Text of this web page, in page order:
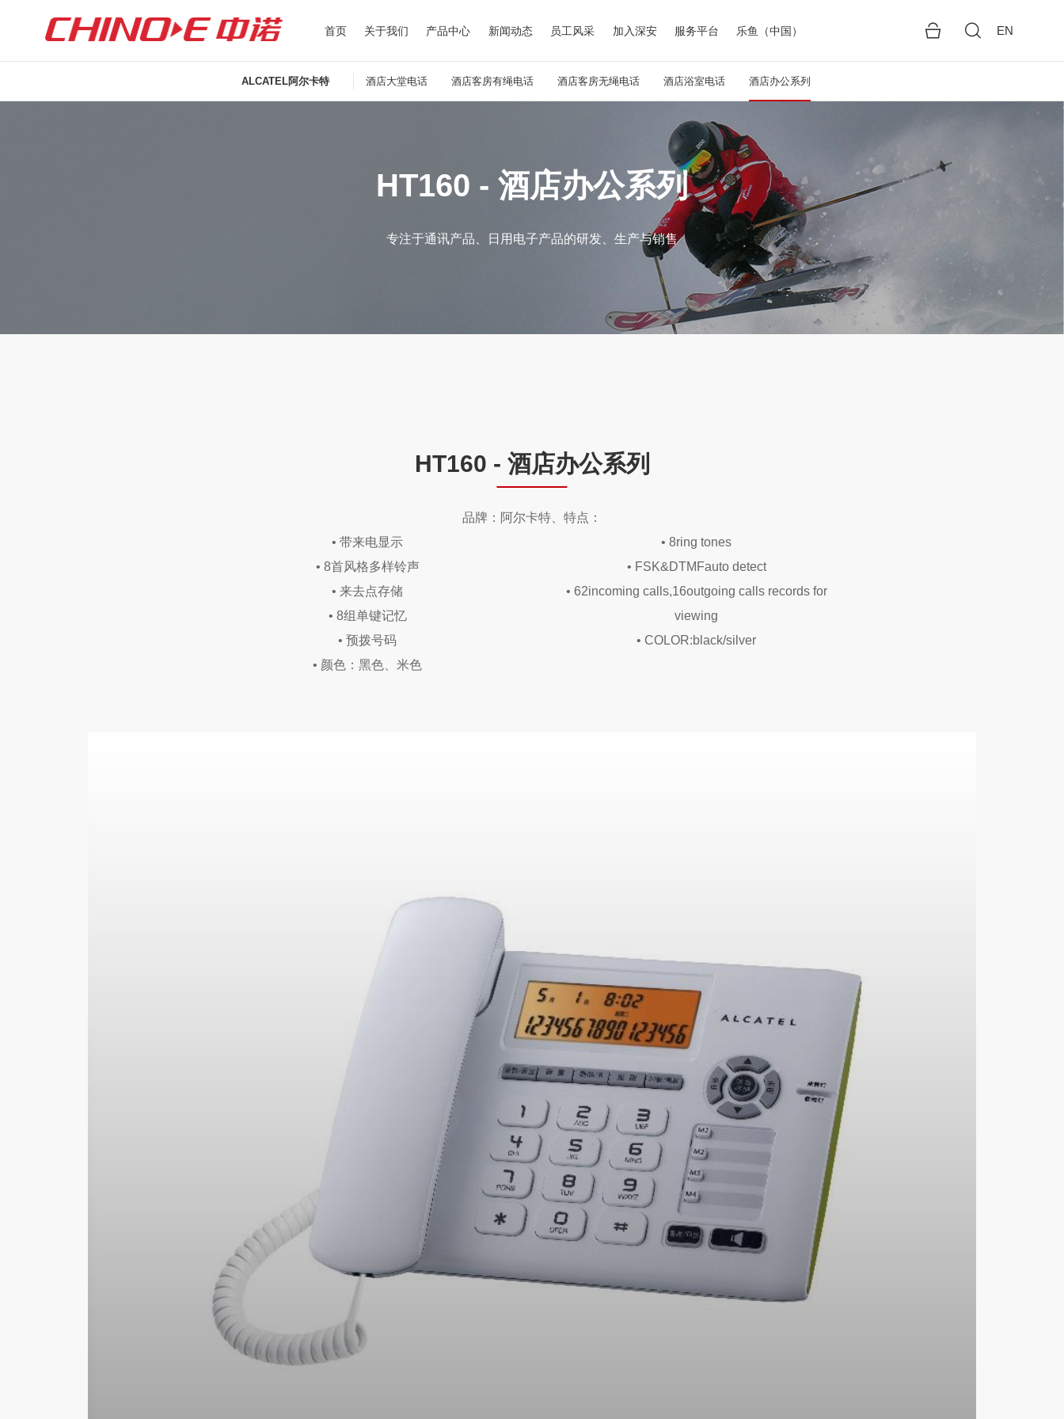
首页 关于我们 产品中心 新闻动态 员工风采 加入深安 服务平台 乐鱼（中国） EN
ALCATEL阿尔卡特 酒店大堂电话 酒店客房有绳电话 酒店客房无绳电话 酒店浴室电话 酒店办公系列
HT160 - 酒店办公系列
专注于通讯产品、日用电子产品的研发、生产与销售
HT160 - 酒店办公系列
品牌：阿尔卡特、特点：
• 带来电显示
• 8首风格多样铃声
• 来去点存储
• 8组单键记忆
• 预拨号码
• 颜色：黑色、米色
• 8ring tones
• FSK&DTMFauto detect
• 62incoming calls,16outgoing calls records for
viewing
• COLOR:black/silver